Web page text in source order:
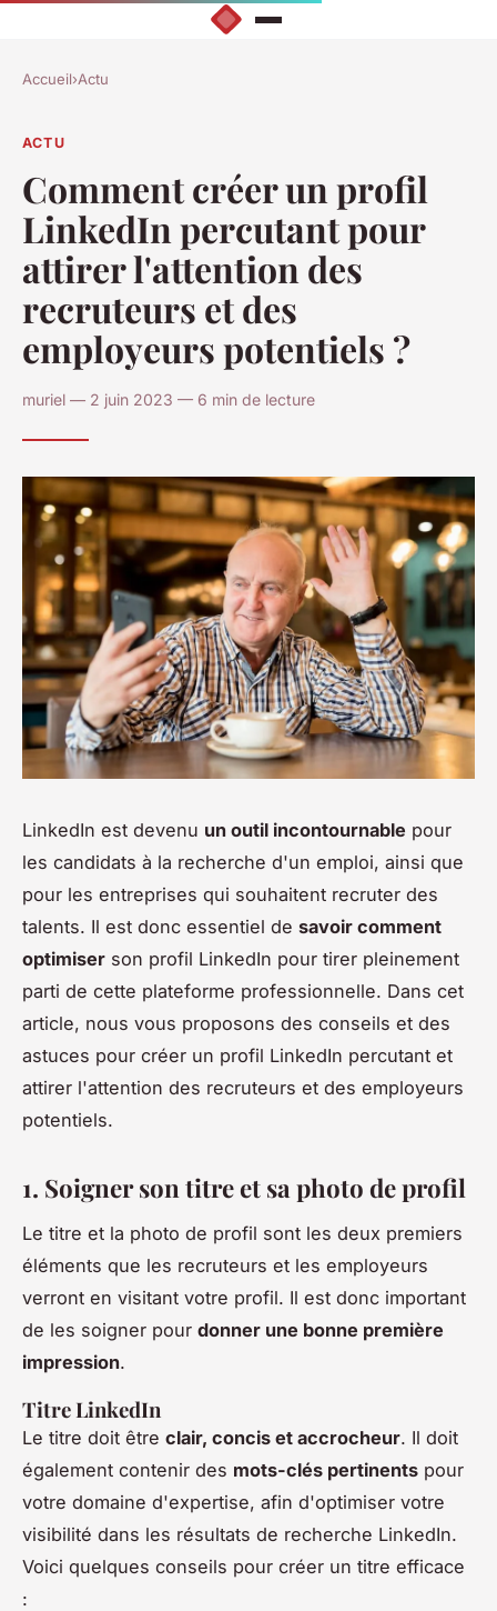
Accueil›Actu
ACTU
Comment créer un profil
LinkedIn percutant pour
attirer l'attention des
recruteurs et des
employeurs potentiels ?
muriel — 2 juin 2023 — 6 min de lecture
LinkedIn est devenu un outil incontournable pour
les candidats à la recherche d'un emploi, ainsi que
pour les entreprises qui souhaitent recruter des
talents. Il est donc essentiel de savoir comment
optimiser son profil LinkedIn pour tirer pleinement
parti de cette plateforme professionnelle. Dans cet
article, nous vous proposons des conseils et des
astuces pour créer un profil LinkedIn percutant et
attirer l'attention des recruteurs et des employeurs
potentiels.
1. Soigner son titre et sa photo de profil
Le titre et la photo de profil sont les deux premiers
éléments que les recruteurs et les employeurs
verront en visitant votre profil. Il est donc important
de les soigner pour donner une bonne première
impression.
Titre LinkedIn
Le titre doit être clair, concis et accrocheur. Il doit
également contenir des mots-clés pertinents pour
votre domaine d'expertise, afin d'optimiser votre
visibilité dans les résultats de recherche LinkedIn.
Voici quelques conseils pour créer un titre efficace
: